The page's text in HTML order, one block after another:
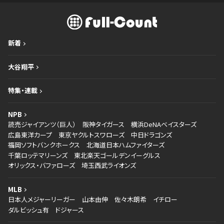
新着
大谷翔平
特集・連載
NPB
読売ジャイアンツ（巨人）
阪神タイガース
横浜DeNAベイスターズ
広島東洋カープ
東京ヤクルトスワローズ
中日ドラゴンズ
福岡ソフトバンクホークス
北海道日本ハムファイターズ
千葉ロッテマリーンズ
東北楽天ゴールデンイーグルス
オリックス・バファローズ
埼玉西武ライオンズ
MLB
日本人メジャーリーガー
山本由伸 佐々木朗希
イチロー
ダルビッシュ有
ドジャース